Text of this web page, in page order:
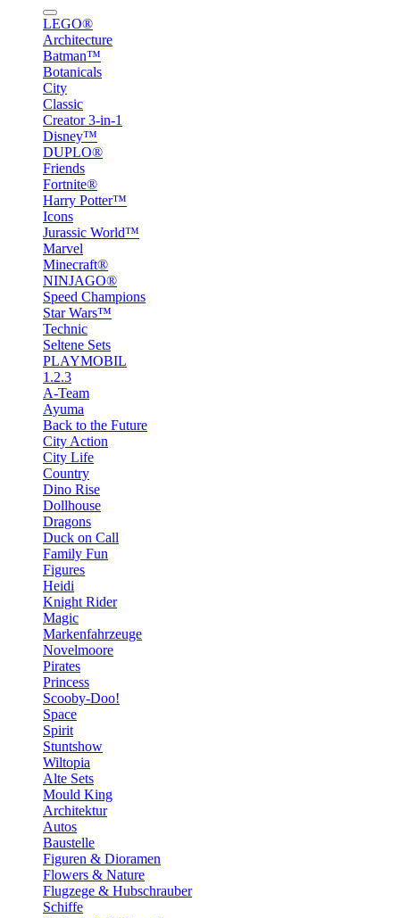
LEGO®
Architecture
Batman™
Botanicals
City
Classic
Creator 3-in-1
Disney™
DUPLO®
Friends
Fortnite®
Harry Potter™
Icons
Jurassic World™
Marvel
Minecraft®
NINJAGO®
Speed Champions
Star Wars™
Technic
Seltene Sets
PLAYMOBIL
1.2.3
A-Team
Ayuma
Back to the Future
City Action
City Life
Country
Dino Rise
Dollhouse
Dragons
Duck on Call
Family Fun
Figures
Heidi
Knight Rider
Magic
Markenfahrzeuge
Novelmoore
Pirates
Princess
Scooby-Doo!
Space
Spirit
Stuntshow
Wiltopia
Alte Sets
Mould King
Architektur
Autos
Baustelle
Figuren & Dioramen
Flowers & Nature
Flugzege & Hubschrauber
Schiffe